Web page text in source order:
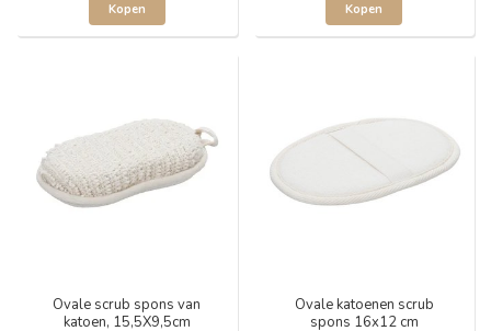
Kopen Kopen
Ovale scrub spons van
katoen, 15,5X9,5cm
Ovale katoenen scrub
spons 16x12 cm